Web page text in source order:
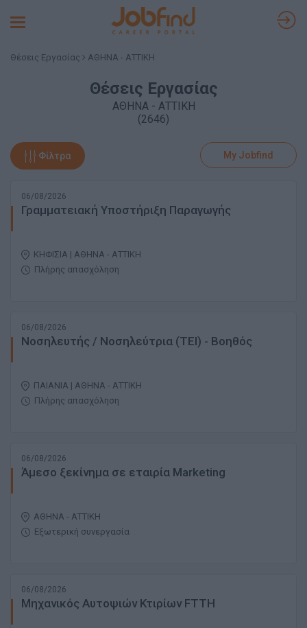
Toggle
Θέσεις Εργασίας ΑΘΗΝΑ - ΑΤΤΙΚΗ
Θέσεις Εργασίας
ΑΘΗΝΑ - ΑΤΤΙΚΗ
(2646)
Φίλτρα My Jobfind
06/08/2026
Γραμματειακή Υποστήριξη Παραγωγής
ΚΗΦΙΣΙΑ | ΑΘΗΝΑ - ΑΤΤΙΚΗ
Πλήρης απασχόληση
06/08/2026
Νοσηλευτής / Νοσηλεύτρια (ΤΕΙ) - Βοηθός
ΠΑΙΑΝΙΑ | ΑΘΗΝΑ - ΑΤΤΙΚΗ
Πλήρης απασχόληση
06/08/2026
Άμεσο ξεκίνημα σε εταιρία Marketing
ΑΘΗΝΑ - ΑΤΤΙΚΗ
Εξωτερική συνεργασία
06/08/2026
Μηχανικός Αυτοψιών Κτιρίων FTTH